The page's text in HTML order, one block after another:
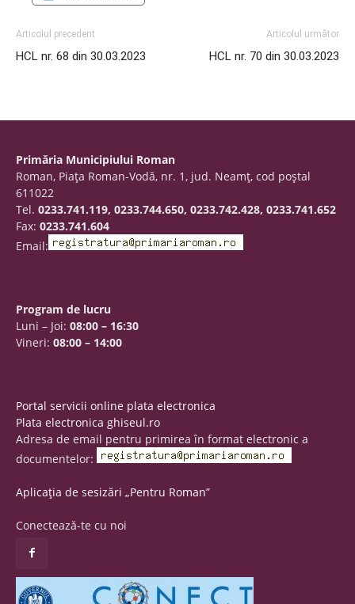
Articolul precedent
HCL nr. 68 din 30.03.2023
Articolul următor
HCL nr. 70 din 30.03.2023
Primăria Municipiului Roman
Roman, Piaţa Roman-Vodă, nr. 1, jud. Neamţ, cod poştal
611022
Tel. 0233.741.119, 0233.744.650, 0233.742.428, 0233.741.652
Fax: 0233.741.604
Email:
Program de lucru
Luni – Joi: 08:00 – 16:30
Vineri: 08:00 – 14:00
Portal servicii online plata electronica
Plata electronica ghiseul.ro
Adresa de email pentru primirea în format electronic a
documentelor:
Aplicația de sesizări „Pentru Roman”
Conectează-te cu noi